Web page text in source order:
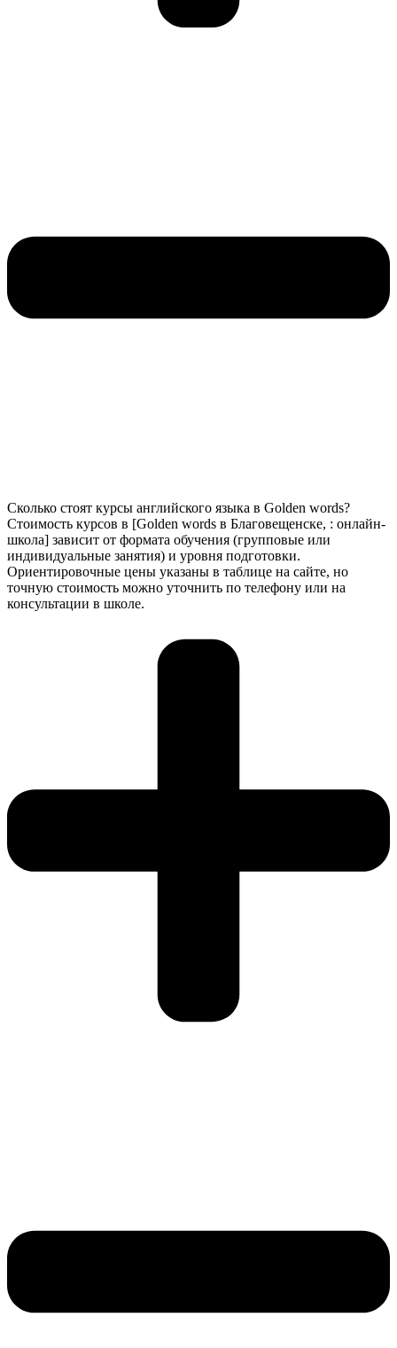
Сколько стоят курсы английского языка в Golden words?
Стоимость курсов в [Golden words в Благовещенске, : онлайн-
школа] зависит от формата обучения (групповые или
индивидуальные занятия) и уровня подготовки.
Ориентировочные цены указаны в таблице на сайте, но
точную стоимость можно уточнить по телефону или на
консультации в школе.